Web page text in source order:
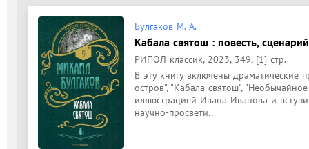
Булгаков М. А.
Кабала святош : повесть,
РИПОЛ классик, 2023, 349, [1] стр.
В эту книгу включены драматические
остров", "Кабала святош",
иллюстрацией Ивана Иванова и
научно-просвети...